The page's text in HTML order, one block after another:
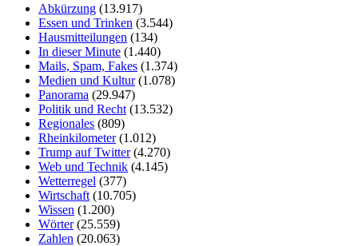
Abkürzung (13.917)
Essen und Trinken (3.544)
Hausmitteilungen (134)
In dieser Minute (1.440)
Mails, Spam, Fakes (1.374)
Medien und Kultur(1.078)
Panorama (29.947)
Politik und Recht (13.532)
Regionales (809)
Rheinkilometer(1.012)
Trump auf Twitter(4.270)
Web und Technik (4.145)
Wetterregel (377)
Wirtschaft (10.705)
Wissen (1.200)
Wörter(25.559)
Zahlen (20.063)